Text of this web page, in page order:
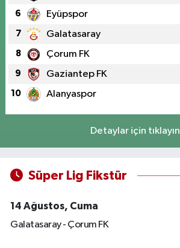
6 Eyüpspor
7 Galatasaray
8 Çorum FK
9 Gaziantep FK
10 Alanyaspor
Detaylar için tıklayın
Süper Lig Fikstür
14 Ağustos, Cuma
Galatasaray - Çorum FK